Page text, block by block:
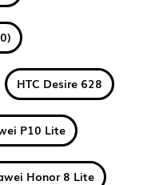
HTC Desire 628
P10 Lite
Honor 8 Lite